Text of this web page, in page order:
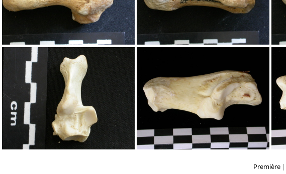
Calcanéus Calcanéus
Première |